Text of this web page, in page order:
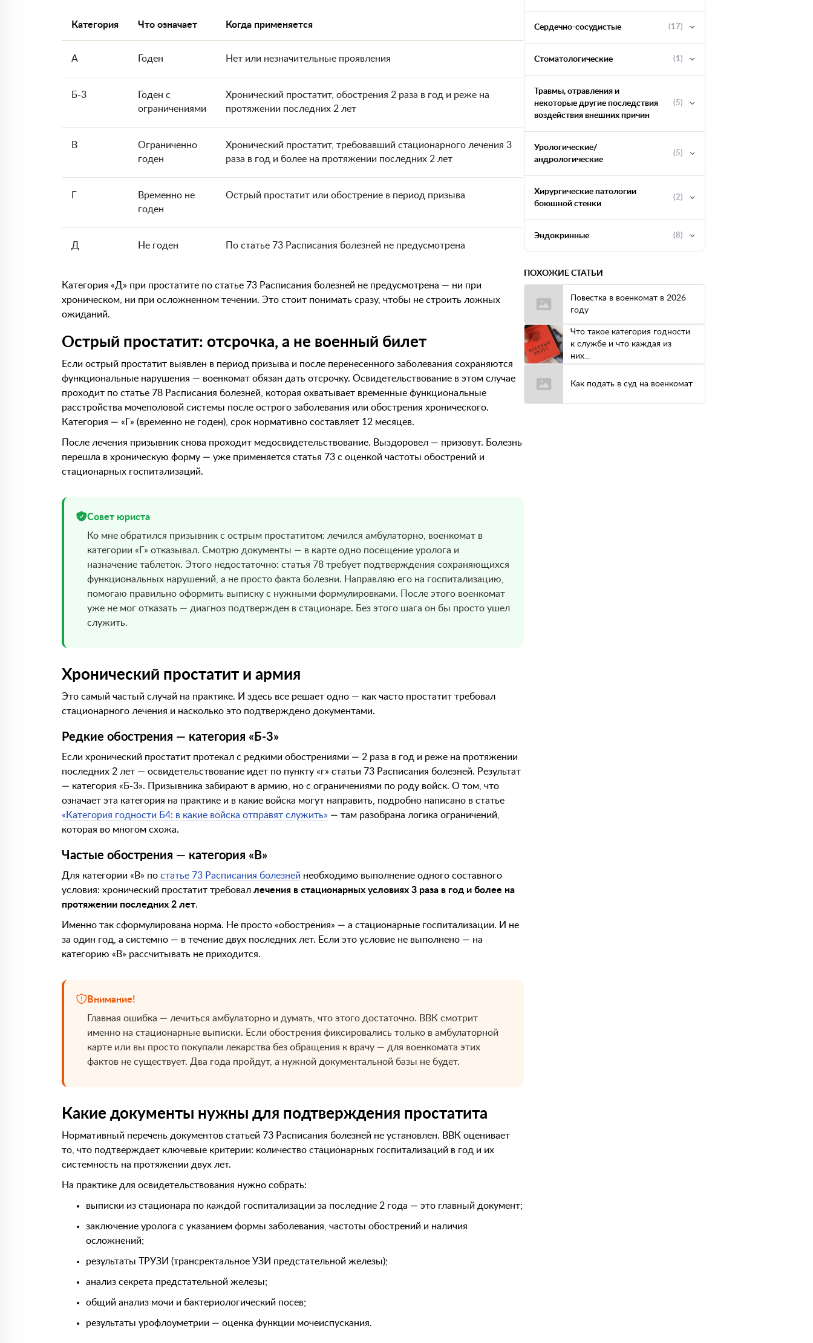
Категория Что означает Когда применяется
А Годен Нет или незначительные проявления
Б-3
Годен с
ограничениями
Хронический простатит, обострения 2 раза в год и реже на
протяжении последних 2 лет
В
Ограниченно
годен
Хронический простатит, требовавший стационарного лечения 3
раза в год и более на протяжении последних 2 лет
Временно не
годен
Острый простатит или обострение в период призыва
Д Не годен По статье 73 Расписания болезней не предусмотрена
Категория «Д» при простатите по статье 73 Расписания болезней не предусмотрена — ни при
хроническом, ни при осложненном течении. Это стоит понимать сразу, чтобы не строить ложных
ожиданий.
Острый простатит: отсрочка, а не военный билет
Если острый простатит выявлен в период призыва и после перенесенного заболевания сохраняются
функциональные нарушения — военкомат обязан дать отсрочку. Освидетельствование в этом случае
проходит по статье 78 Расписания болезней, которая охватывает временные функциональные
расстройства мочеполовой системы после острого заболевания или обострения хронического.
Категория — «Г» (временно не годен), срок нормативно составляет 12 месяцев.
После лечения призывник снова проходит медосвидетельствование. Выздоровел — призовут. Болезнь
перешла в хроническую форму — уже применяется статья 73 с оценкой частоты обострений и
стационарных госпитализаций.
Совет юриста
Ко мне обратился призывник с острым простатитом: лечился амбулаторно, военкомат в
категории «Г» отказывал. Смотрю документы — в карте одно посещение уролога и
назначение таблеток. Этого недостаточно: статья 78 требует подтверждения сохраняющихся
функциональных нарушений, а не просто факта болезни. Направляю его на госпитализацию,
помогаю правильно оформить выписку с нужными формулировками. После этого военкомат
уже не мог отказать — диагноз подтвержден в стационаре. Без этого шага он бы просто ушел
служить.
Хронический простатит и армия
Это самый частый случай на практике. И здесь все решает одно — как часто простатит требовал
стационарного лечения и насколько это подтверждено документами.
Редкие обострения — категория «Б-3»
Если хронический простатит протекал с редкими обострениями — 2 раза в год и реже на протяжении
последних 2 лет — освидетельствование идет по пункту «г» статьи 73 Расписания болезней. Результат
— категория «Б-3». Призывника забирают в армию, но с ограничениями по роду войск. О том, что
означает эта категория на практике и в какие войска могут направить, подробно написано в статье
«Категория годности Б4: в какие войска отправят служить» — там разобрана логика ограничений,
которая во многом схожа.
Частые обострения — категория «В»
Для категории «В» по статье 73 Расписания болезней необходимо выполнение одного составного
условия: хронический простатит требовал лечения в стационарных условиях 3 раза в год и более на
протяжении последних 2 лет.
Именно так сформулирована норма. Не просто «обострения» — а стационарные госпитализации. И не
за один год, а системно — в течение двух последних лет. Если это условие не выполнено — на
категорию «В» рассчитывать не приходится.
Внимание!
Главная ошибка — лечиться амбулаторно и думать, что этого достаточно. ВВК смотрит
именно на стационарные выписки. Если обострения фиксировались только в амбулаторной
карте или вы просто покупали лекарства без обращения к врачу — для военкомата этих
фактов не существует. Два года пройдут, а нужной документальной базы не будет.
Какие документы нужны для подтверждения простатита
Нормативный перечень документов статьей 73 Расписания болезней не установлен. ВВК оценивает
то, что подтверждает ключевые критерии: количество стационарных госпитализаций в год и их
системность на протяжении двух лет.
На практике для освидетельствования нужно собрать:
выписки из стационара по каждой госпитализации за последние 2 года — это главный документ;
заключение уролога с указанием формы заболевания, частоты обострений и наличия
осложнений;
результаты ТРУЗИ (трансректальное УЗИ предстательной железы);
анализ секрета предстательной железы;
общий анализ мочи и бактериологический посев;
результаты урофлоуметрии — оценка функции мочеиспускания.
Сердечно-сосудистые (17)
Стоматологические (1)
Травмы, отравления и
некоторые другие последствия
воздействия внешних причин
(5)
Урологические/
андрологические
(5)
Хирургические патологии
боюшной стенки
(2)
Эндокринные (8)
ПОХОЖИЕ СТАТЬИ
Повестка в военкомат в 2026
году
Что такое категория годности
к службе и что каждая из
них...
Как подать в суд на военкомат